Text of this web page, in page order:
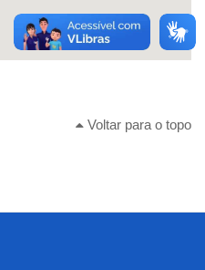
Voltar para o topo